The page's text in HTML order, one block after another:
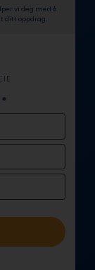
vi deg med å
ditt oppdrag.
*